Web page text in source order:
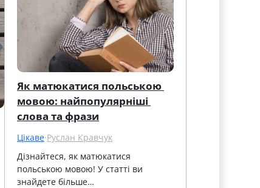
Як матюкатися польською
мовою: найпопулярніші
слова та фрази
Цікаве·Руслан Кравчук
Дізнайтеся, як матюкатися
польською мовою! У статті ви
знайдете більше…